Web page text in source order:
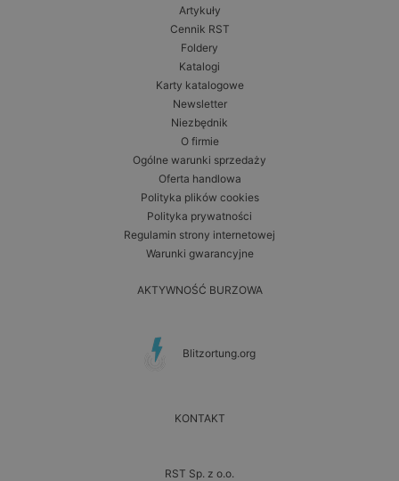
Artykuły
Cennik RST
Foldery
Katalogi
Karty katalogowe
Newsletter
Niezbędnik
O firmie
Ogólne warunki sprzedaży
Oferta handlowa
Polityka plików cookies
Polityka prywatności
Regulamin strony internetowej
Warunki gwarancyjne
AKTYWNOŚĆ BURZOWA
Blitzortung.org
KONTAKT
RST Sp. z o.o.